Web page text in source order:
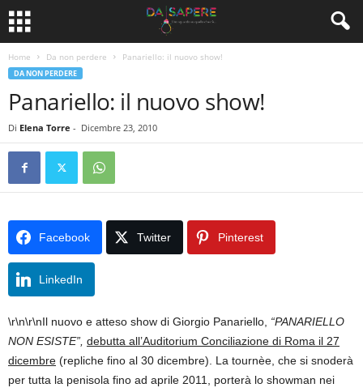
Home Da non perdere Panariello: il nuovo show!
DA NON PERDERE
Panariello: il nuovo show!
Di Elena Torre - Dicembre 23, 2010
Facebook Twitter Pinterest
LinkedIn
\r\n\r\nIl nuovo e atteso show di Giorgio Panariello, “PANARIELLO
NON ESISTE”, debutta all’Auditorium Conciliazione di Roma il 27
dicembre (repliche fino al 30 dicembre). La tournèe, che si snoderà
per tutta la penisola fino ad aprile 2011, porterà lo showman nei